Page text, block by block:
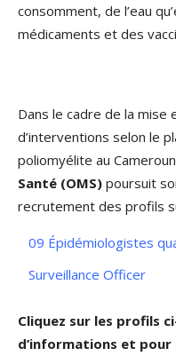
consomment, de l’eau
médicaments et des
Dans le cadre de la
d’interventions selon le
poliomyélite au
Santé (OMS) poursuit
recrutement des profils
09 Épidémiologistes
Surveillance Officer
Cliquez sur les profils
d’informations et